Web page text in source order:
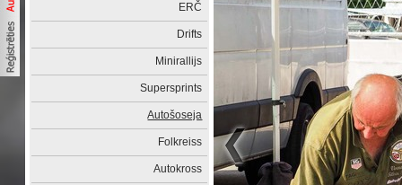
ERČ
Drifts
Minirallijs
Supersprints
Autošoseja
Folkreiss
Autokross